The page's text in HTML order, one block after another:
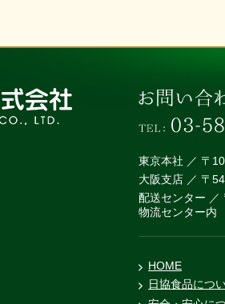
東京本社 ／ 〒
大阪支店 ／ 〒
配送センター
物流センター内
HOME
日協食品につ